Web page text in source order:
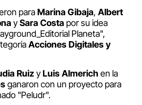
paraMarina Gibaja, Albert
ySara Costa por su idea
Planeta",
Acciones Digitales y
Ruiz yLuis Almerich en la
ganaron con un proyecto para
"Peludr".